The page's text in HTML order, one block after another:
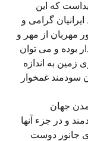
که این
ایرانیان گرامی و
مهربان از مهر و
بوده و می توان
زمین به اندازه
سودمند غمخوار
جهان
و در جزء آنها
جانور دوست